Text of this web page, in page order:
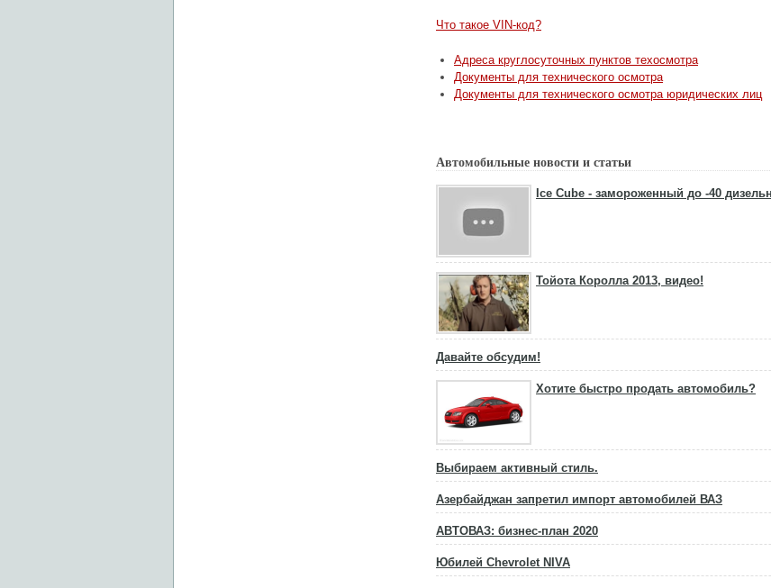
Что такое VIN-код?
Адреса круглосуточных пунктов техосмотра
Документы для технического осмотра
Документы для технического осмотра юридических лиц
Автомобильные новости и статьи
Ice Cube - замороженный до -40
Тойота Королла 2013, видео!
Давайте обсудим!
Хотите быстро продать автомобиль?
Выбираем активный стиль.
Азербайджан запретил импорт автомобилей ВАЗ
АВТОВАЗ: бизнес-план 2020
Юбилей Chevrolet NIVA